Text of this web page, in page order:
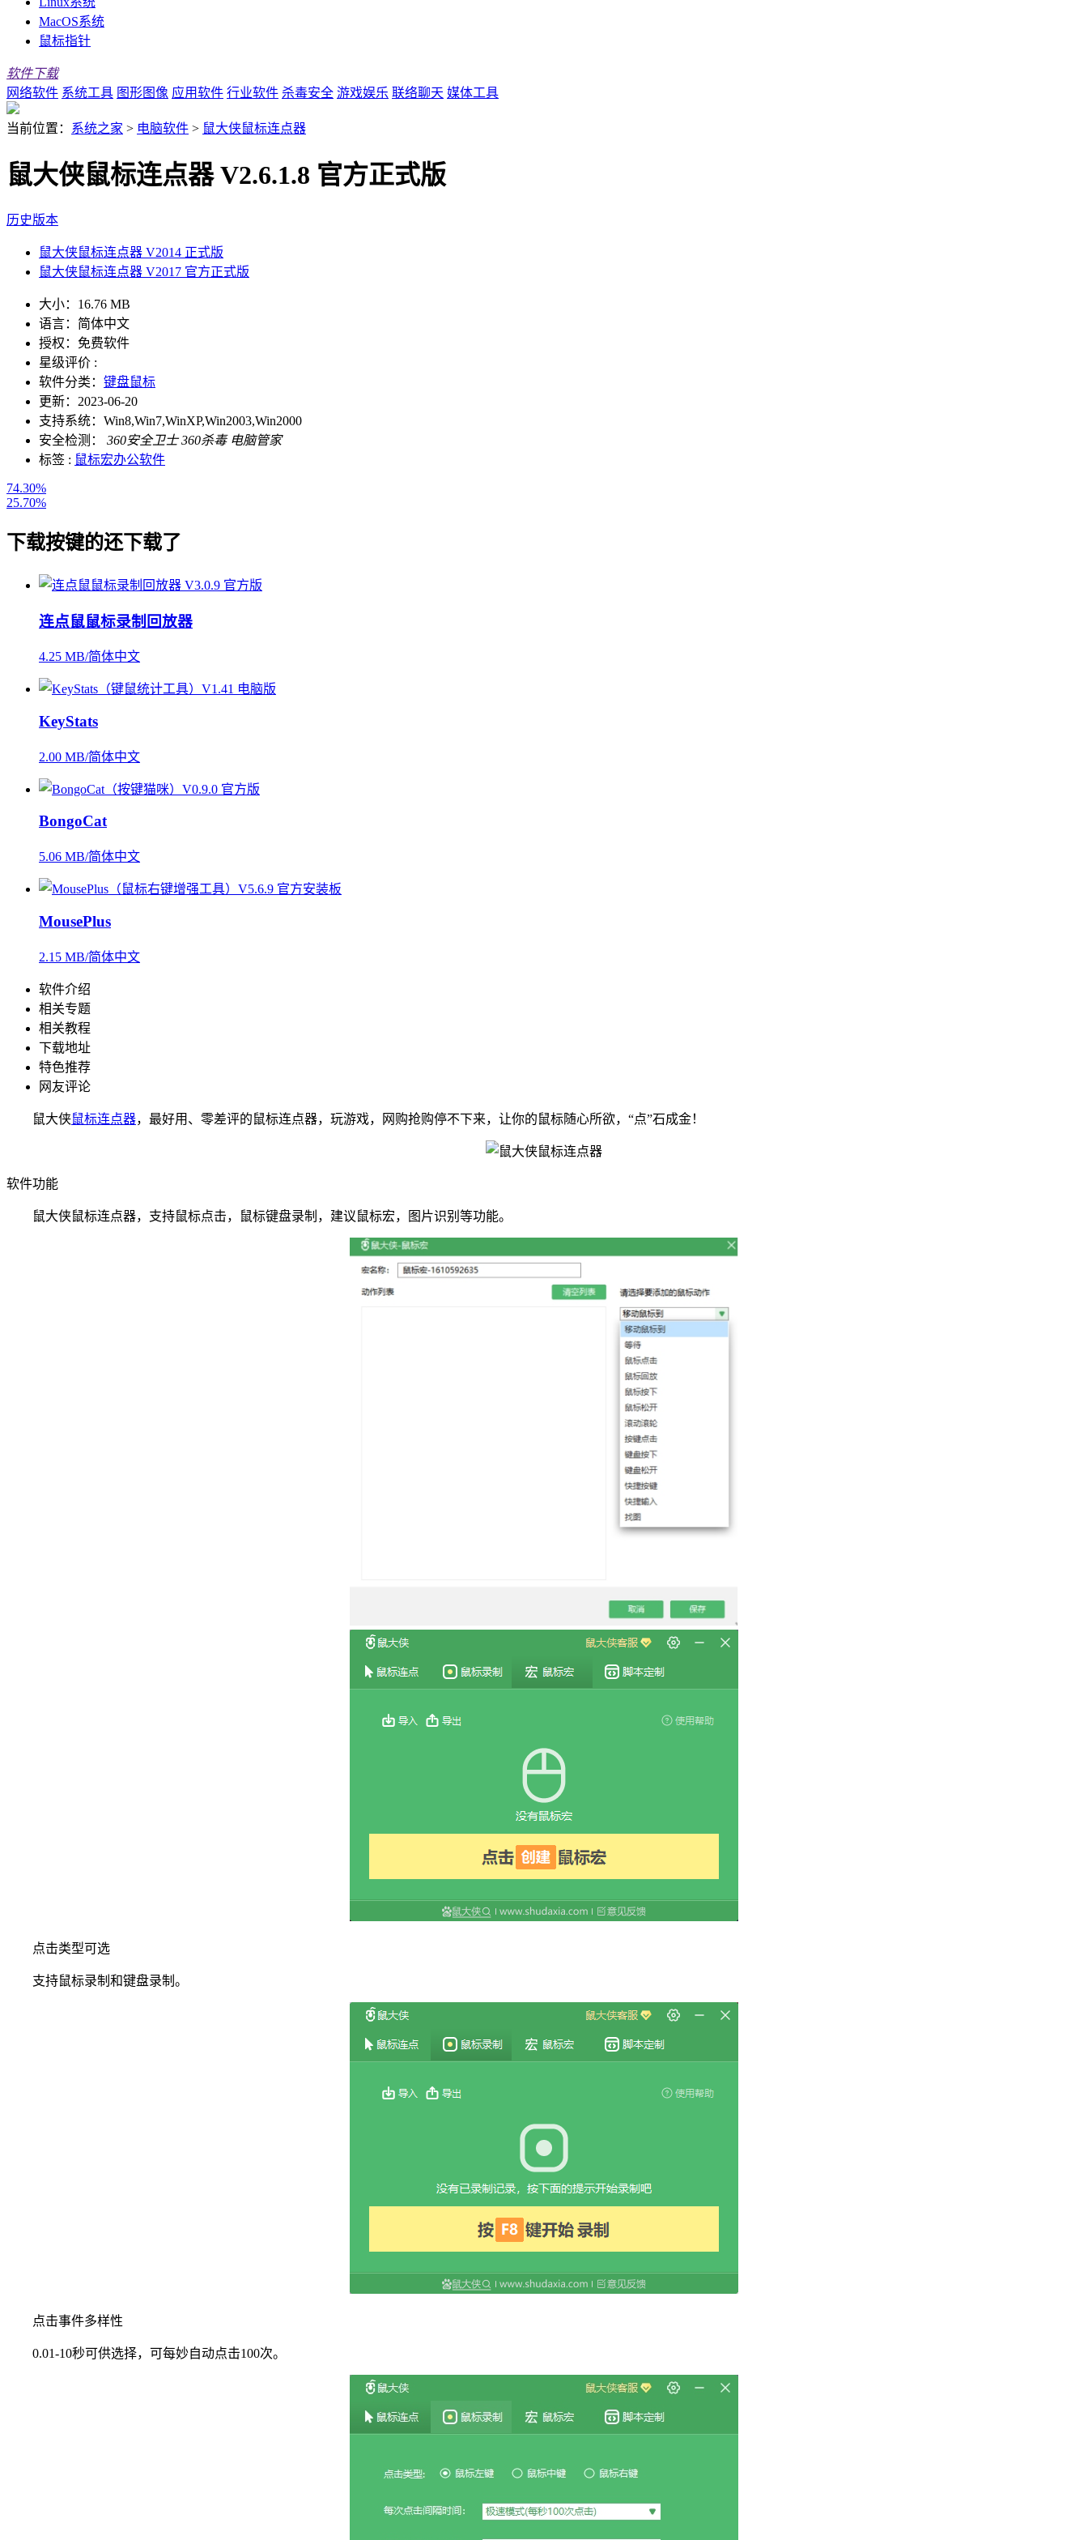
MacOS系统
鼠标指针
软件下载
网络软件 系统工具 图形图像 应用软件 行业软件 杀毒安全 游戏娱乐 联络聊天 媒体工具
当前位置： 系统之家 > 电脑软件 > 鼠大侠鼠标连点器
鼠大侠鼠标连点器 V2.6.1.8 官方正式版
历史版本
鼠大侠鼠标连点器 V2014 正式版
鼠大侠鼠标连点器 V2017 官方正式版
大小： 16.76 MB
语言： 简体中文
授权： 免费软件
星级评价 :
软件分类： 键盘鼠标
更新： 2023-06-20
支持系统： Win8,Win7,WinXP,Win2003,Win2000
安全检测：
360安全卫士 360杀毒 电脑管家
标签 : 鼠标宏办公软件
74.30%
25.70%
下载按键的还下载了
连点鼠鼠标录制回放器
4.25 MB/简体中文
KeyStats
2.00 MB/简体中文
BongoCat
5.06 MB/简体中文
MousePlus
2.15 MB/简体中文
软件介绍
相关专题
相关教程
下载地址
特色推荐
网友评论
鼠大侠鼠标连点器，最好用、零差评的鼠标连点器，玩游戏，网购抢购停不下来，让你的鼠标随心所欲，“点”石成金！
软件功能
鼠大侠鼠标连点器，支持鼠标点击，鼠标键盘录制，建议鼠标宏，图片识别等功能。
点击类型可选
支持鼠标录制和键盘录制。
点击事件多样性
0.01-10秒可供选择，可每妙自动点击100次。